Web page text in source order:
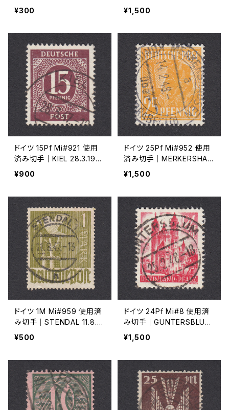
935
¥300
1.1947
¥1,500
ドイツ 15Pf Mi#921 使用
済み切手｜KIEL 28.3.194
7
¥900
ドイツ 25Pf Mi#952 使用
済み切手｜MERKERSHAU
SEN 14.2.1948
¥1,500
ドイツ 1M Mi#959 使用済
み切手｜STENDAL 11.8.19
47
¥500
ドイツ 24Pf Mi#8 使用済
み切手｜GUNTERSBLUM
25.2.1948
¥1,500